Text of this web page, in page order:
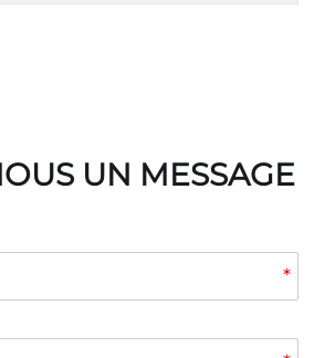
UN MESSAGE
*